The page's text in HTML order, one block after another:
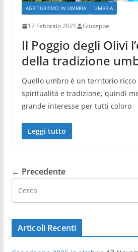
AGRITURISMO IN UMBRIA UMBRIA
17 Febbraio 2021 Giuseppe
Il Poggio degli Olivi
della tradizione
Quello umbro è un territorio ricco
spiritualità e tradizione, quindi
grande interesse per tutti coloro
Leggi tutto
← Precedente
Articoli Recenti